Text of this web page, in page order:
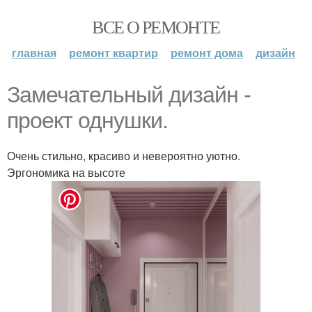
ВСЕ О РЕМОНТЕ
главная ремонт квартир ремонт дома дизайн
Замечательный дизайн -
проект однушки.
Очень стильно, красиво и невероятно уютно.
Эргономика на высоте